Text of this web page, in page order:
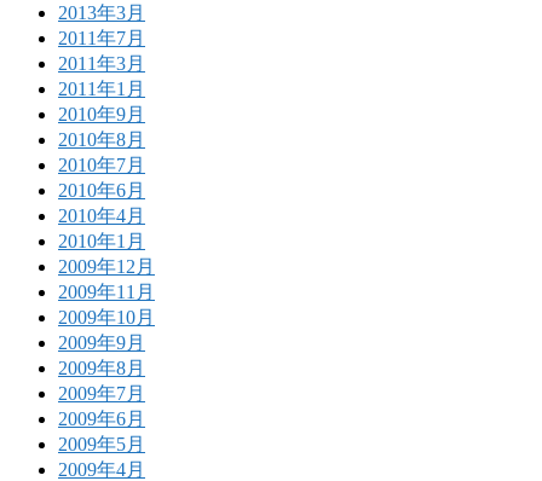
2013年3月
2011年7月
2011年3月
2011年1月
2010年9月
2010年8月
2010年7月
2010年6月
2010年4月
2010年1月
2009年12月
2009年11月
2009年10月
2009年9月
2009年8月
2009年7月
2009年6月
2009年5月
2009年4月